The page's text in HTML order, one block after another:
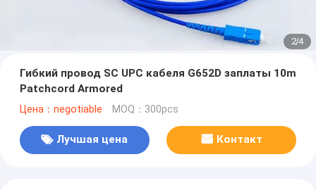
2/4
Гибкий провод SC UPC кабеля G652D заплаты 10m
Patchcord Armored
Цена：negotiable MOQ：300pcs
Лучшая цена Контакт